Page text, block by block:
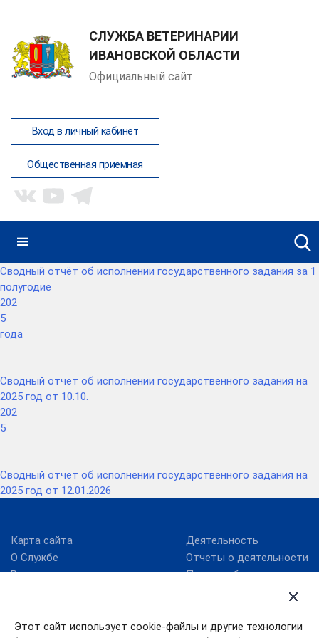
СЛУЖБА ВЕТЕРИНАРИИ
ИВАНОВСКОЙ ОБЛАСТИ
Официальный сайт
Вход в личный кабинет
Общественная приемная
Этот сайт использует cookie-файлы и другие технологии
Сводный отчёт об исполнении государственного задания за 1
полугодие
202
5
года
Сводный отчёт об исполнении государственного задания на
2025 год от 10.10.
202
5
Сводный отчёт об исполнении государственного задания на
2025 год от 12.01.2026
Карта сайта
О Службе
Руководство
Деятельность
Отчеты о деятельности
Планы работ
Результаты проверок
Противодействие
ВетИС